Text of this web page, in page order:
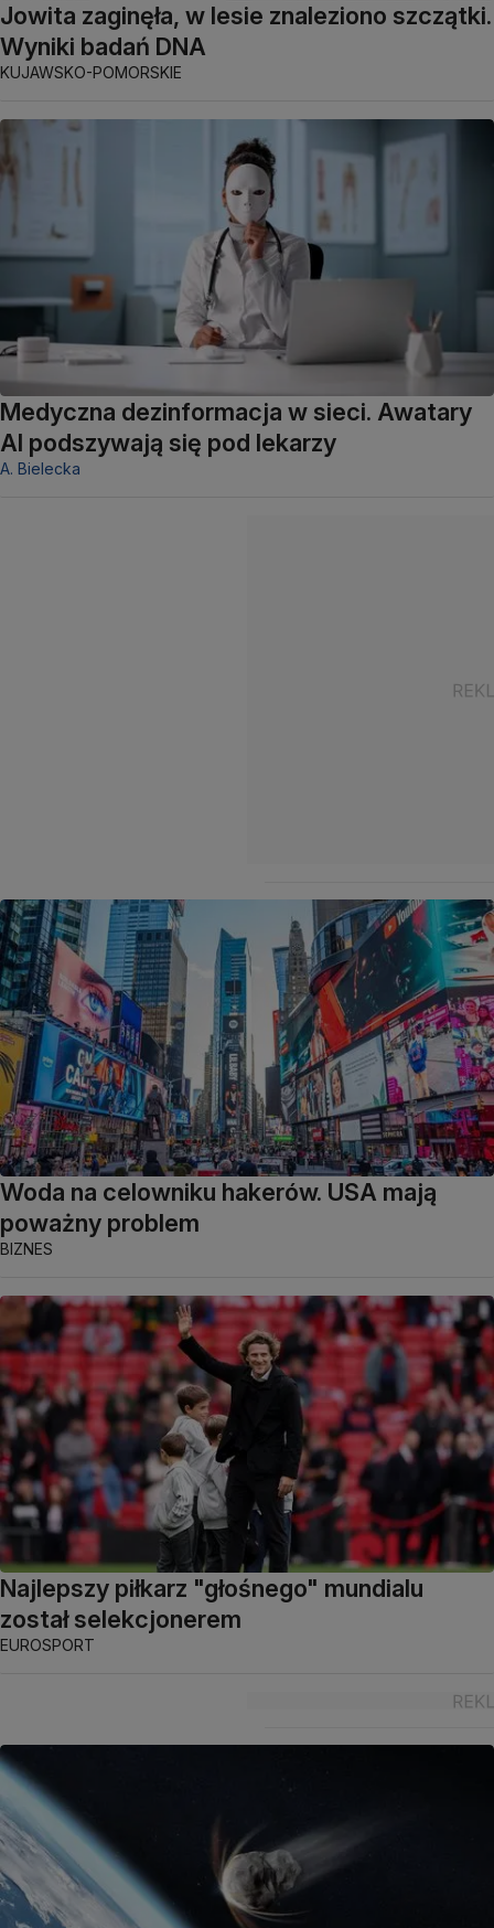
Jowita zaginęła, w lesie znaleziono szczątki.
Wyniki badań DNA
KUJAWSKO-POMORSKIE
Medyczna dezinformacja w sieci. Awatary
AI podszywają się pod lekarzy
A. Bielecka
Woda na celowniku hakerów. USA mają
poważny problem
BIZNES
Najlepszy piłkarz "głośnego" mundialu
został selekcjonerem
EUROSPORT